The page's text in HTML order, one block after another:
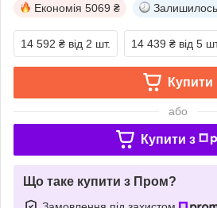
Економія 5069 ₴ Залишилось
14 592 ₴ від 2 шт. 14 439 ₴ від 5
Купити
або
Купити з
Що таке купити з Пром?